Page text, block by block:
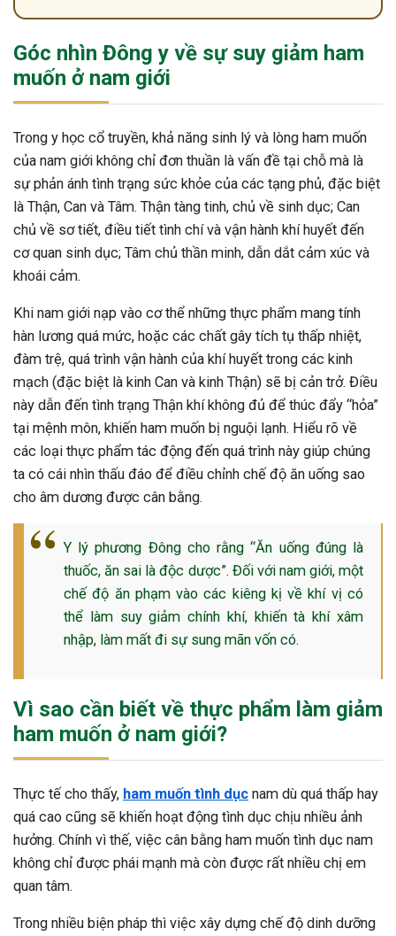
Sau Sinh Có Tự Khỏi
Thông Tin Cần Biết
sau sinh là tình trạng viêm da
phổ biến, khiến đôi bàn tay,
của chị em trở nên khô...
Góc nhìn Đông y về sự suy giảm ham
muốn ở nam giới
Trong y học cổ truyền, khả năng sinh lý và lòng ham muốn
của nam giới không chỉ đơn thuần là vấn đề tại chỗ mà là
sự phản ánh tình trạng sức khỏe của các tạng phủ, đặc biệt
là Thận, Can và Tâm. Thận tàng tinh, chủ về sinh dục; Can
chủ về sơ tiết, điều tiết tình chí và vận hành khí huyết đến
cơ quan sinh dục; Tâm chủ thần minh, dẫn dắt cảm xúc và
khoái cảm.
Khi nam giới nạp vào cơ thể những thực phẩm mang tính
hàn lương quá mức, hoặc các chất gây tích tụ thấp nhiệt,
đàm trệ, quá trình vận hành của khí huyết trong các kinh
mạch (đặc biệt là kinh Can và kinh Thận) sẽ bị cản trở. Điều
này dẫn đến tình trạng Thận khí không đủ để thúc đẩy “hỏa”
tại mệnh môn, khiến ham muốn bị nguội lạnh. Hiểu rõ về
các loại thực phẩm tác động đến quá trình này giúp chúng
ta có cái nhìn thấu đáo để điều chỉnh chế độ ăn uống sao
cho âm dương được cân bằng.
Y lý phương Đông cho rằng “Ăn uống đúng là
thuốc, ăn sai là độc dược”. Đối với nam giới, một
chế độ ăn phạm vào các kiêng kị về khí vị có
thể làm suy giảm chính khí, khiến tà khí xâm
nhập, làm mất đi sự sung mãn vốn có.
Vì sao cần biết về thực phẩm làm giảm
ham muốn ở nam giới?
Thực tế cho thấy, ham muốn tình dục nam dù quá thấp hay
quá cao cũng sẽ khiến hoạt động tình dục chịu nhiều ảnh
hưởng. Chính vì thế, việc cân bằng ham muốn tình dục nam
không chỉ được phái mạnh mà còn được rất nhiều chị em
quan tâm.
Trong nhiều biện pháp thì việc xây dựng chế độ dinh dưỡng